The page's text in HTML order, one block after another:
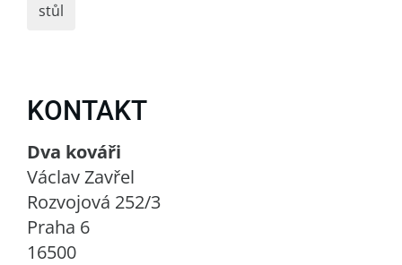
stůl
KONTAKT
Dva kováři
Václav Zavřel
Rozvojová 252/3
Praha 6
16500